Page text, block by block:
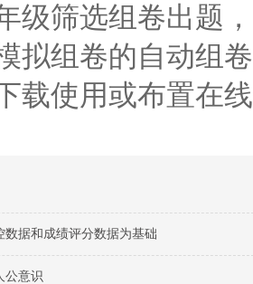
级筛选组卷出题
拟组卷的自动组
载使用或布置在
据和成绩评分数据为基础
公意识